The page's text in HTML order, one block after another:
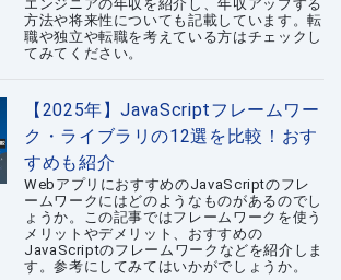
エンジニアの年収を紹介し、年収アップする
方法や将来性についても記載しています。転
職や独立や転職を考えている方はチェックし
てみてください。
【2025年】JavaScriptフレームワー
ク・ライブラリの12選を比較！おす
すめも紹介
WebアプリにおすすめのJavaScriptのフレ
ームワークにはどのようなものがあるのでし
ょうか。この記事ではフレームワークを使う
メリットやデメリット、おすすめの
JavaScriptのフレームワークなどを紹介しま
す。参考にしてみてはいかがでしょうか。